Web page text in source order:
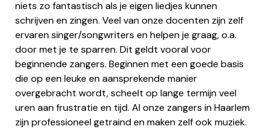
niets zo fantastisch als je eigen liedjes kunnen
schrijven en zingen. Veel van onze docenten zijn zelf
ervaren singer/songwriters en helpen je graag, o.a.
door met je te sparren. Dit geldt vooral voor
beginnende zangers. Beginnen met een goede basis
die op een leuke en aansprekende manier
overgebracht wordt, scheelt op lange termijn veel
uren aan frustratie en tijd. Al onze zangers in Haarlem
zijn professioneel getraind en maken zelf ook muziek.